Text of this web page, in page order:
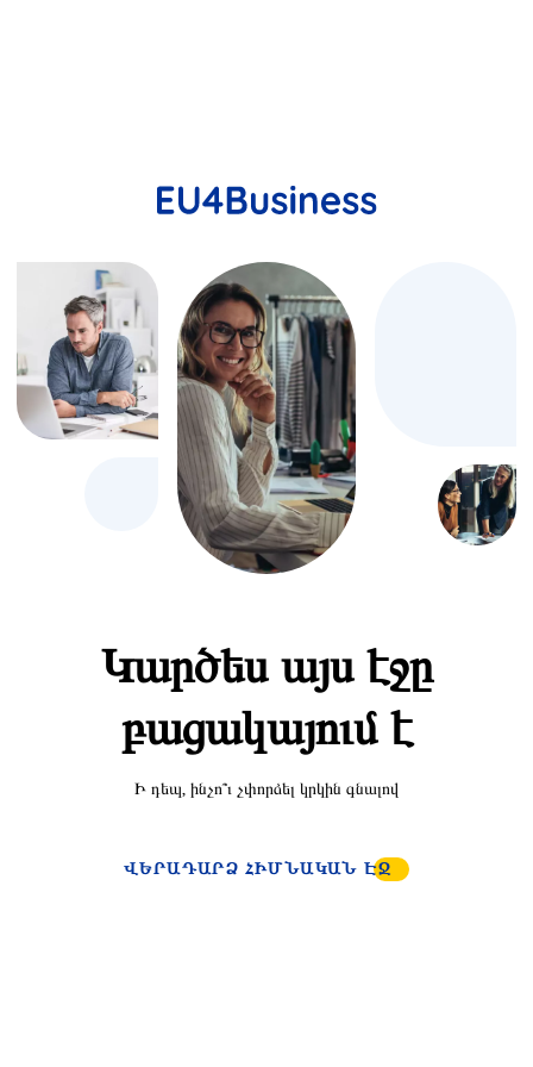
Կարծես այս էջը
բացակայում է
Ի դեպ, ինչո՞ւ չփորձել կրկին գնալով
ՎԵՐԱԴԱՐՁ ՀԻՄՆԱԿԱՆ ԷՋ